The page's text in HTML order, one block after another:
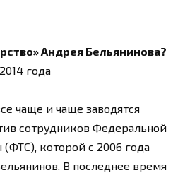
Андрея Бельянинова?
года
чаще и чаще заводятся
сотрудников Федеральной
которой с 2006 года
В последнее время